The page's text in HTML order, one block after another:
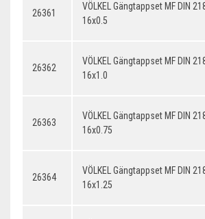
26361
VÖLKEL Gängtappset MF DIN
16x0.5
26362
VÖLKEL Gängtappset MF DIN
16x1.0
26363
VÖLKEL Gängtappset MF DIN
16x0.75
26364
VÖLKEL Gängtappset MF DIN
16x1.25